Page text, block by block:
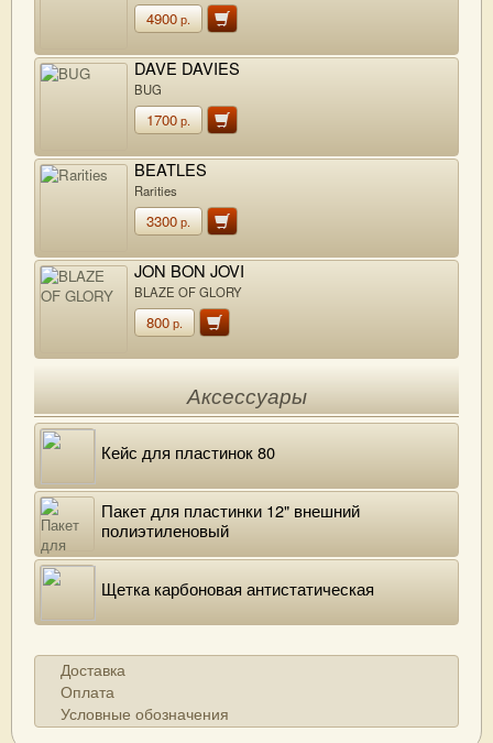
4900р.
DAVE DAVIES
BUG
1700р.
BEATLES
Rarities
3300р.
JON BON JOVI
BLAZE OF GLORY
800р.
Аксессуары
Кейс для пластинок 80
Пакет для пластинки 12" внешний
полиэтиленовый
Щетка карбоновая антистатическая
Доставка
Оплата
Условные обозначения